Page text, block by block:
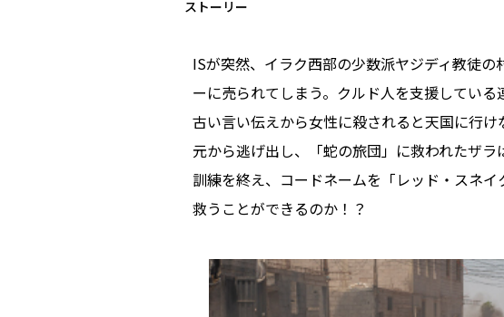
ストーリー
ISが突然、イラク西部の少数派ヤジディ教徒
ーに売られてしまう。クルド人を支援してい
古い言い伝えから女性に殺されると天国に行
元から逃げ出し、「蛇の旅団」に救われたザ
訓練を終え、コードネームを「レッド・スネ
救うことができるのか！？